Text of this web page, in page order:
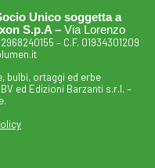
Unico soggetta a
S.p.A – Via Lorenzo
– C.F. 01934301209
bulbi, ortaggi ed erbe
ed Edizioni Barzanti s.r.l. –